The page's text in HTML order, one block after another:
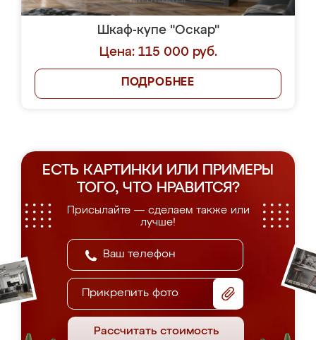
Шкаф-купе "Оскар"
Цена: 115 000 руб.
ПОДРОБНЕЕ
ЕСТЬ КАРТИНКИ ИЛИ ПРИМЕРЫ
ТОГО, ЧТО НРАВИТСЯ?
Присылайте — сделаем также или
лучше!
Прикрепить фото
Рассчитать стоимость